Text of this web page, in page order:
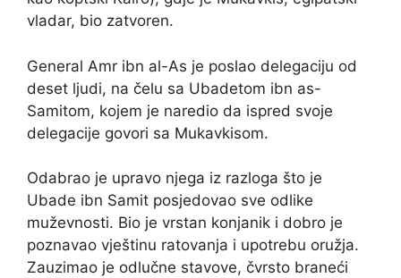
vladar, bio zatvoren.
General Amr ibn al-As je poslao delegaciju od
deset ljudi, na čelu sa Ubadetom ibn as-
Samitom, kojem je naredio da ispred svoje
delegacije govori sa Mukavkisom.
Odabrao je upravo njega iz razloga što je
Ubade ibn Samit posjedovao sve odlike
muževnosti. Bio je vrstan konjanik i dobro je
poznavao vještinu ratovanja i upotrebu oružja.
Zauzimao je odlučne stavove, čvrsto braneći